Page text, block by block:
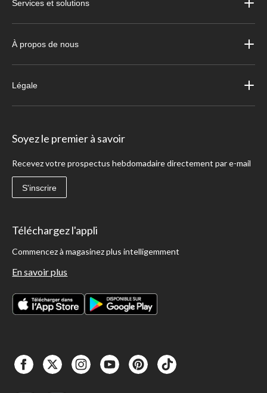
Services et solutions
À propos de nous
Légale
Soyez le premier à savoir
Recevez votre prospectus hebdomadaire directement par e-mail
S'inscrire
Téléchargez l'appli
Commencez à magasinez plus intelligemment
En savoir plus